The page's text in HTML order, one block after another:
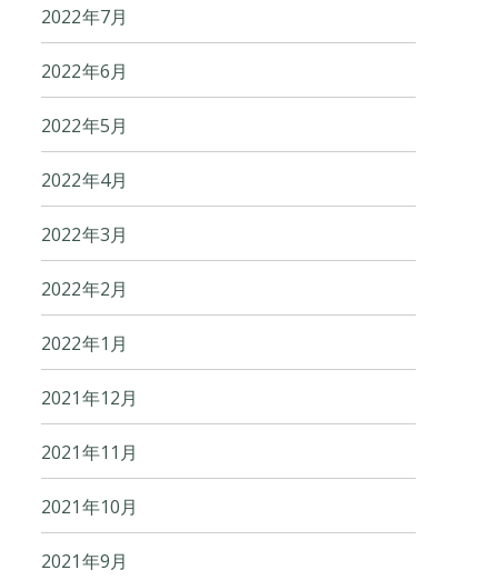
2022年7月
2022年6月
2022年5月
2022年4月
2022年3月
2022年2月
2022年1月
2021年12月
2021年11月
2021年10月
2021年9月